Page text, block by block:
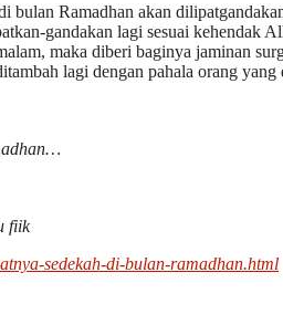
bulan Ramadhan akan
gandakan lagi sesuai kehendak
maka diberi baginya jaminan
lagi dengan pahala orang
fiik
sedekah-di-bulan-ramadhan.html